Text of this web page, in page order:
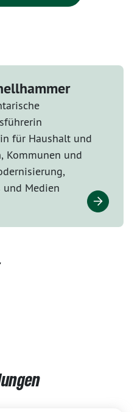
für Haushalt und
Kommunen und
Medien